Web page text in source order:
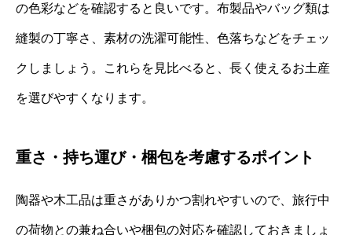
の色彩などを確認すると良いです。布製品やバッグ類は
縫製の丁寧さ、素材の洗濯可能性、色落ちなどをチェッ
クしましょう。これらを見比べると、長く使えるお土産
を選びやすくなります。
重さ・持ち運び・梱包を考慮するポイント
陶器や木工品は重さがありかつ割れやすいので、旅行中
の荷物との兼ね合いや梱包の対応を確認しておきましょ